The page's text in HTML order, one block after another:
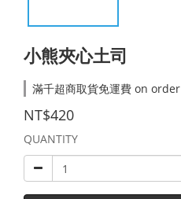
小熊夾心土司
滿千超商取貨免運費 on order
NT$420
QUANTITY